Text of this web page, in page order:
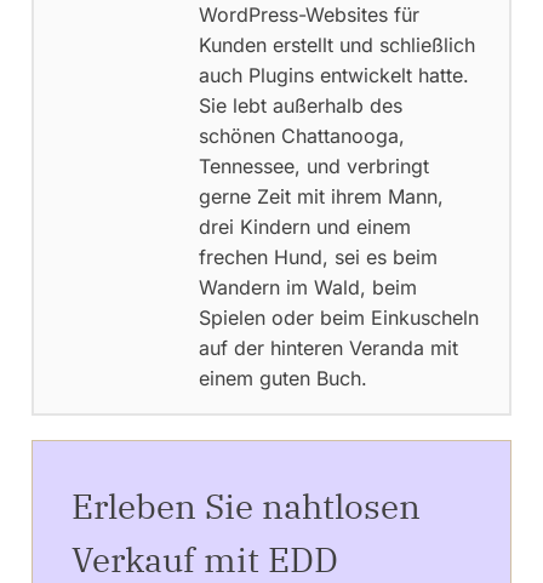
WordPress-Websites für
Kunden erstellt und schließlich
auch Plugins entwickelt hatte.
Sie lebt außerhalb des
schönen Chattanooga,
Tennessee, und verbringt
gerne Zeit mit ihrem Mann,
drei Kindern und einem
frechen Hund, sei es beim
Wandern im Wald, beim
Spielen oder beim Einkuscheln
auf der hinteren Veranda mit
einem guten Buch.
Erleben Sie nahtlosen
Verkauf mit EDD